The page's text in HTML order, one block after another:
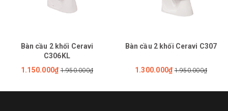
Bàn cầu 2 khối Ceravi
C306KL
1.150.000₫ 1.950.000₫
Bàn cầu 2 khối Ceravi C307
1.300.000₫ 1.950.000₫